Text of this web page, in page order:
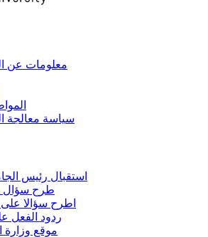
معلومات عن
سياسة معالجة
استقبال رئيس
طرح سؤال
اطرح سؤالا
ردود الفعل
موقع